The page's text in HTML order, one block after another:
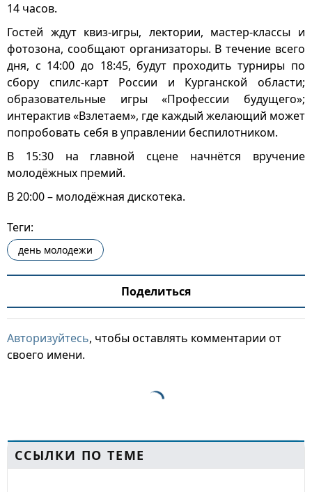
14 часов.
Гостей ждут квиз-игры, лектории, мастер-классы и
фотозона, сообщают организаторы. В течение всего
дня, с 14:00 до 18:45, будут проходить турниры по
сбору спилс-карт России и Курганской области;
образовательные игры «Профессии будущего»;
интерактив «Взлетаем», где каждый желающий может
попробовать себя в управлении беспилотником.
В 15:30 на главной сцене начнётся вручение
молодёжных премий.
В 20:00 – молодёжная дискотека.
Теги:
день молодежи
Поделиться
Авторизуйтесь, чтобы оставлять комментарии от
своего имени.
ССЫЛКИ ПО ТЕМЕ